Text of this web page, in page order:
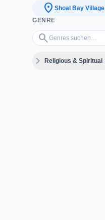
location_on Shoal Bay Village
GENRE
search
Genres suchen…
expand_moreReligious & Spiritual